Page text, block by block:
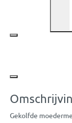
Gekolfde